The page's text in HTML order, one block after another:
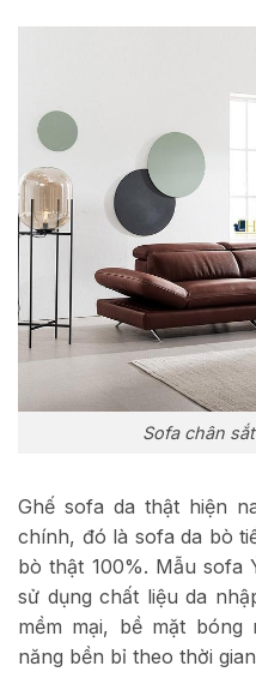
Sofa chân
Ghế sofa da thật hiện
chính, đó là sofa da bò
bò thật 100%. Mẫu sofa
sử dụng chất liệu da
mềm mại, bề mặt
năng bền bỉ theo thời